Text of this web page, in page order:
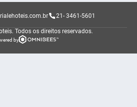
21- 3461-5601
Todos os direitos reservados.
by